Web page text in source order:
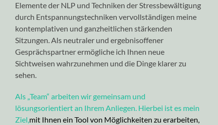
Elemente der NLP und Techniken der Stressbewältigung
durch Entspannungstechniken vervollständigen meine
kontemplativen und ganzheitlichen stärkenden
Sitzungen. Als neutraler und ergebnisoffener
Gesprächspartner ermögliche ich Ihnen neue
Sichtweisen wahrzunehmen und die Dinge klarer zu
sehen.
Als „Team“ arbeiten wir gemeinsam und
lösungsorientiert an Ihrem Anliegen. Hierbei ist es mein
Ziel,mit Ihnen ein Tool von Möglichkeiten zu erarbeiten,